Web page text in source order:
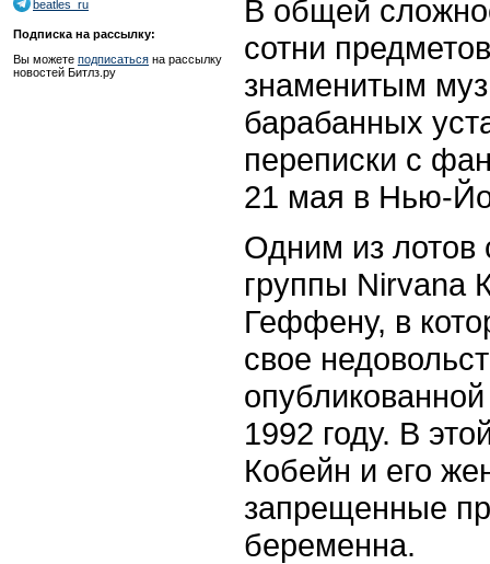
beatles_ru
Подписка на рассылку:
Вы можете подписаться на рассылку
новостей Битлз.ру
В общей
сотни
знаменитым
барабанных
переписки с
21 мая в Нью-
Одним из лотов
группы Nirvana
Геффену, в
свое
1992 году. В
Кобейн и его
запрещенные
беременна.